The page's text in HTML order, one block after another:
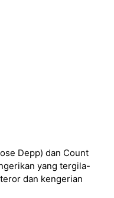
Depp) dan Count
yang tergila-
dan kengerian